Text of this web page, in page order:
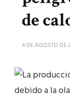
de
4 DE AGOSTO DE